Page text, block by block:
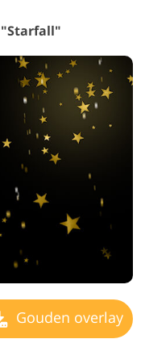
"Starfall"
Gouden overlay